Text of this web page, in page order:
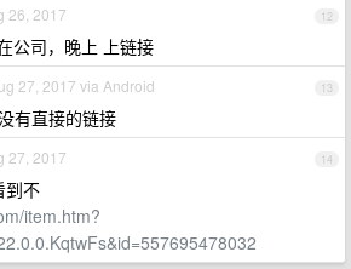
12
26, 2017
公司，晚上 上链接
13
27, 2017 via Android
有直接的链接
14
27, 2017
到不
item.htm?